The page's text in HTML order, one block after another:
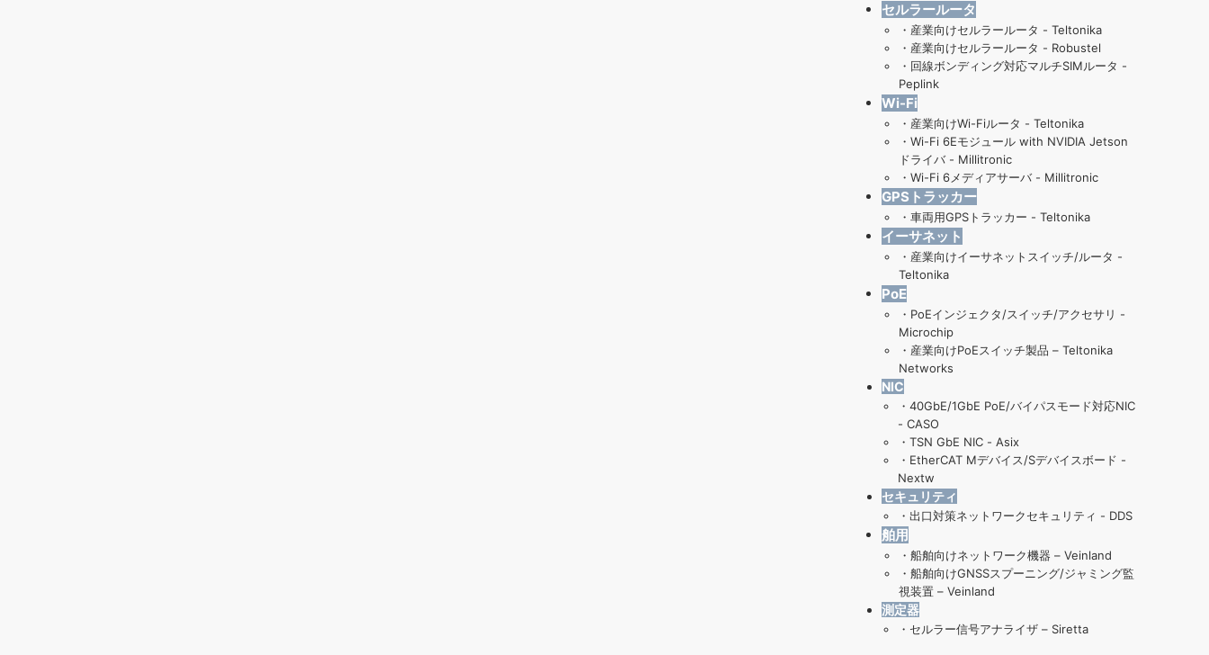
セルラールータ
・ 産業向けセルラールータ - Teltonika
・ 産業向けセルラールータ - Robustel
・ 回線ボンディング対応マルチSIMルータ -
Peplink
Wi-Fi
・産業向けWi-Fiルータ - Teltonika
・ Wi-Fi 6Eモジュール with NVIDIA Jetson
ドライバ - Millitronic
・ Wi-Fi 6メディアサーバ - Millitronic
GPSトラッカー
・ 車両用GPSトラッカー - Teltonika
イーサネット
・ 産業向けイーサネットスイッチ/ルータ -
Teltonika
PoE
・ PoEインジェクタ/スイッチ/アクセサリ -
Microchip
・ 産業向けPoEスイッチ製品 – Teltonika
Networks
NIC
・ 40GbE/1GbE PoE/バイパスモード対応NIC
- CASO
・ TSN GbE NIC - Asix
・ EtherCAT Mデバイス/Sデバイスボード -
Nextw
セキュリティ
・ 出口対策ネットワークセキュリティ - DDS
舶用
・ 船舶向けネットワーク機器 – Veinland
・ 船舶向けGNSSスプーニング/ジャミング監
視装置 – Veinland
測定器
・ セルラー信号アナライザ – Siretta